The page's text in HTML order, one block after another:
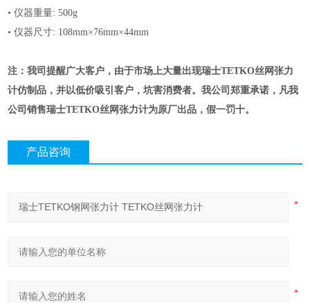
•仪器重量: 500g
•仪器尺寸: 108mm×76mm×44mm
注：我司提醒广大客户，由于市场上大量出现瑞士TETKO丝网张力
计仿制品，并以低价吸引客户，坑害消费者。我公司郑重承诺，凡我
公司销售瑞士TETKO丝网张力计为原厂出品，假一罚十。
产品咨询